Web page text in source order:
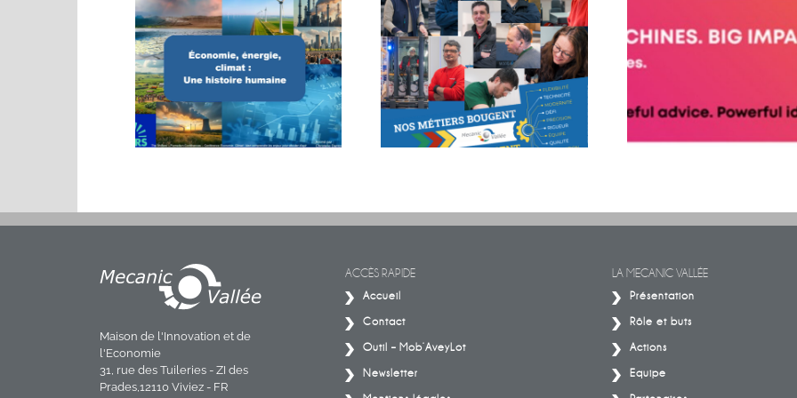
Conférence sur les énergies
Maison de l'Innovation et de
l'Economie
31, rue des Tuileries - ZI des
Prades,12110 Viviez - FR
ACCÈS RAPIDE
Accueil
Contact
Outil – Mob’AveyLot
Newsletter
LA MECANIC VALLÉE
Présentation
Rôle et buts
Actions
Equipe